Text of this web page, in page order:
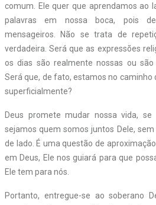
comum. Ele quer que aprendamos ao
palavras em nossa boca, pois
mensageiros. Não se trata de
verdadeira. Será que as expressões
os dias são realmente nossas ou
Será que, de fato, estamos no caminho
superficialmente?
Deus promete mudar nossa vida, se
sejamos quem somos juntos Dele,
de lado. É uma questão de
em Deus, Ele nos guiará para que
Ele tem para nós.
Portanto, entregue-se ao soberano